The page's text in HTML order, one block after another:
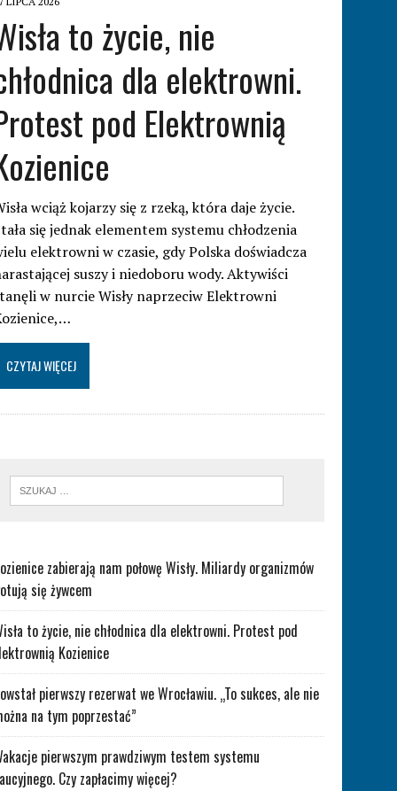
to życie, nie
dla elektrowni.
pod Elektrownią
wciąż kojarzy się z rzeką, która daje życie.
się jednak elementem systemu chłodzenia
elektrowni w czasie, gdy Polska doświadcza
suszy i niedoboru wody. Aktywiści
w nurcie Wisły naprzeciw Elektrowni
CZYTAJ WIĘCEJ
zabierają nam połowę Wisły. Miliardy organizmów
się żywcem
to życie, nie chłodnica dla elektrowni. Protest pod
Kozienice
pierwszy rezerwat we Wrocławiu. „To sukces, ale nie
na tym poprzestać”
pierwszym prawdziwym testem systemu
Czy zapłacimy więcej?